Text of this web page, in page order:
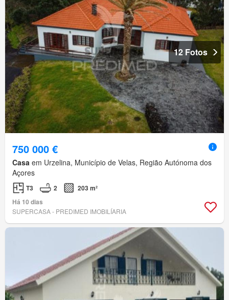
12 Fotos
750 000 €
Casa em Urzelina, Município de Velas, Região Autónoma dos
Açores
T3 2
203 m²
Há 10 dias
SUPERCASA - PREDIMED IMOBILÍARIA